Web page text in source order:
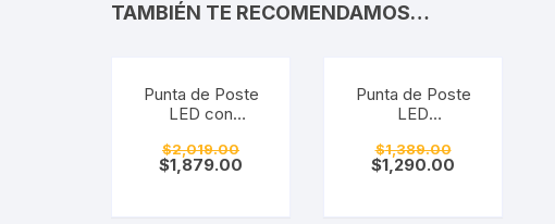
TAMBIÉN TE RECOMENDAMOS…
Punta de Poste
LED con
Cabeza Movible.
LPJ-100W
$2,019.00
$1,879.00
Punta de Poste
LED
con Fotocelda
Integrada. PTN-
$1,389.00
$1,290.00